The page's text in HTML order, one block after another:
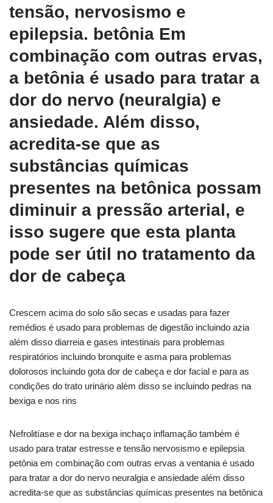
tensão, nervosismo e
epilepsia. betônia Em
combinação com outras ervas,
a betônia é usado para tratar a
dor do nervo (neuralgia) e
ansiedade. Além disso,
acredita-se que as
substâncias químicas
presentes na betônica possam
diminuir a pressão arterial, e
isso sugere que esta planta
pode ser útil no tratamento da
dor de cabeça
Crescem acima do solo são secas e usadas para fazer
remédios é usado para problemas de digestão incluindo azia
além disso diarreia e gases intestinais para problemas
respiratórios incluindo bronquite e asma para problemas
dolorosos incluindo gota dor de cabeça e dor facial e para as
condições do trato urinário além disso se incluindo pedras na
bexiga e nos rins
Nefrolitíase e dor na bexiga inchaço inflamação também é
usado para tratar estresse e tensão nervosismo e epilepsia
petônia em combinação com outras ervas a ventania é usado
para tratar a dor do nervo neuralgia e ansiedade além disso
acredita-se que as substâncias químicas presentes na betônica